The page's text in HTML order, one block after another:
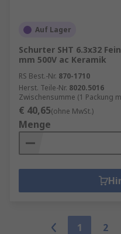
Auf Lager
Schurter SHT 6.3x32
mm 500V ac Keramik
RS Best.-Nr. 870-1710
Herst. Teile-Nr. 8020.5016
Zwischensumme (1 Packung
€ 40,65(ohne MwSt.)
Menge
1 2